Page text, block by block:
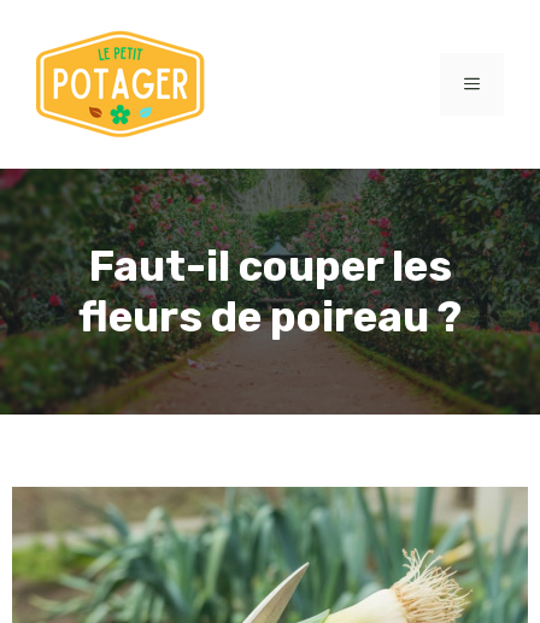
contenu
MENU
Faut-il couper les
fleurs de poireau ?